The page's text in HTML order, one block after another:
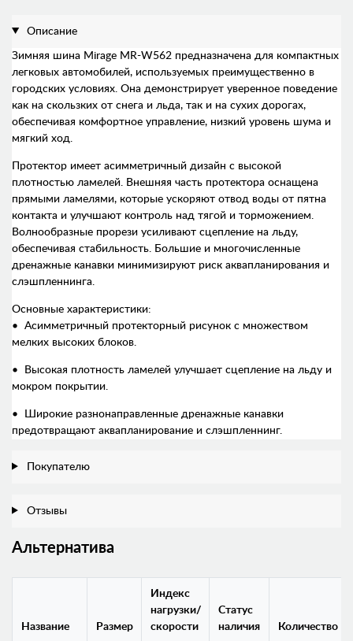
Описание
Зимняя шина Mirage MR-W562 предназначена для компактных
легковых автомобилей, используемых преимущественно в
городских условиях. Она демонстрирует уверенное поведение
как на скользких от снега и льда, так и на сухих дорогах,
обеспечивая комфортное управление, низкий уровень шума и
мягкий ход.
Протектор имеет асимметричный дизайн с высокой
плотностью ламелей. Внешняя часть протектора оснащена
прямыми ламелями, которые ускоряют отвод воды от пятна
контакта и улучшают контроль над тягой и торможением.
Волнообразные прорези усиливают сцепление на льду,
обеспечивая стабильность. Большие и многочисленные
дренажные канавки минимизируют риск аквапланирования и
слэшпленнинга.
Основные характеристики:
• Асимметричный протекторный рисунок с множеством
мелких высоких блоков.
• Высокая плотность ламелей улучшает сцепление на льду и
мокром покрытии.
• Широкие разнонаправленные дренажные канавки
предотвращают аквапланирование и слэшпленнинг.
Покупателю
Отзывы
Альтернатива
Название Размер
Индекс
нагрузки/
скорости
Статус
наличия
Количество